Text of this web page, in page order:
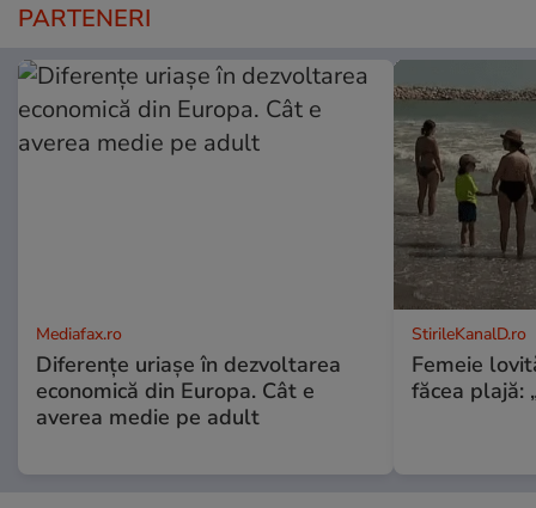
PARTENERI
Mediafax.ro
Diferențe uriașe în dezvoltarea
economică din Europa. Cât e
averea medie pe adult
StirileKanalD.ro
Femeie
făcea plajă: